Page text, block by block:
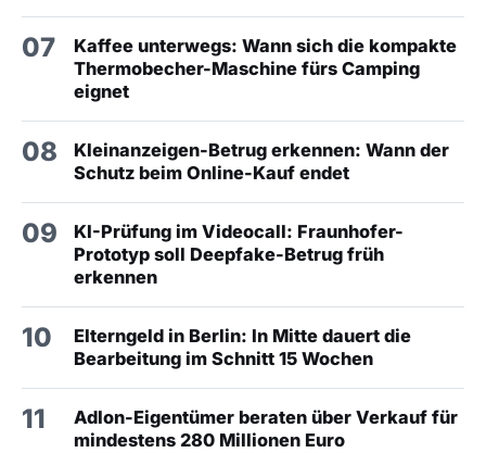
07
Kaffee unterwegs: Wann sich die kompakte
Thermobecher-Maschine fürs Camping
eignet
08
Kleinanzeigen-Betrug erkennen: Wann der
Schutz beim Online-Kauf endet
09
KI-Prüfung im Videocall: Fraunhofer-
Prototyp soll Deepfake-Betrug früh
erkennen
10
Elterngeld in Berlin: In Mitte dauert die
Bearbeitung im Schnitt 15 Wochen
11
Adlon-Eigentümer beraten über Verkauf für
mindestens 280 Millionen Euro